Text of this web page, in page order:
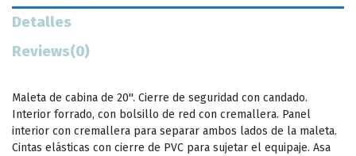
Detalles
Reviews(0)
Maleta de cabina de 20''. Cierre de seguridad con candado.
Interior forrado, con bolsillo de red con cremallera. Panel
interior con cremallera para separar ambos lados de la maleta.
Cintas elásticas con cierre de PVC para sujetar el equipaje. Asa